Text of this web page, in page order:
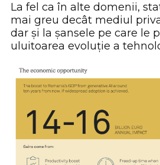
La fel ca în alte domenii,
mai greu decât mediul
dar și la șansele pe care le
uluitoarea evoluție a